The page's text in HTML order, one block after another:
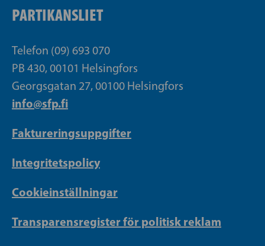
PARTIKANSLIET
Telefon (09) 693 070
PB 430, 00101 Helsingfors
Georgsgatan 27, 00100 Helsingfors
info@sfp.fi
Faktureringsuppgifter
Integritetspolicy
Cookieinställningar
Transparensregister för politisk reklam